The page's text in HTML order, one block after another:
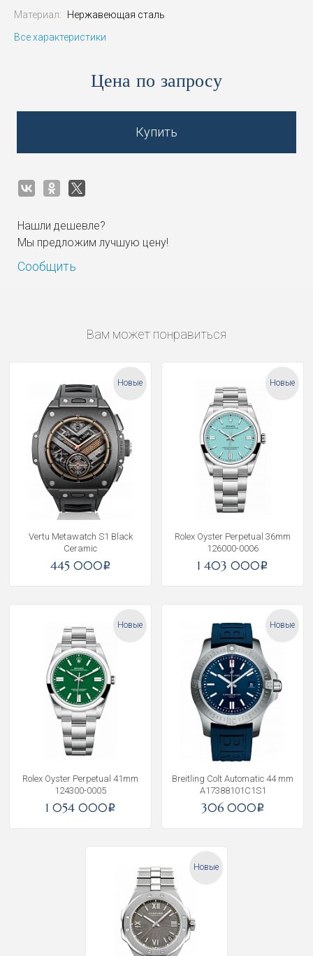
Материал:
Нержавеющая сталь
Все характеристики
Цена по запросу
Купить
Нашли дешевле?
Мы предложим лучшую цену!
Сообщить
Вам может понравиться
Новые
Vertu Metawatch S1 Black
Ceramic
445 000i
Новые
Rolex Oyster Perpetual 36mm
126000-0006
1 403 000i
Новые
Rolex Oyster Perpetual 41mm
124300-0005
1 054 000i
Новые
Breitling Colt Automatic 44 mm
A17388101C1S1
306 000i
Новые